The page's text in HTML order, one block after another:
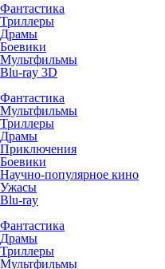
Фантастика
Триллеры
Драмы
Боевики
Мультфильмы
Blu-ray 3D
Фантастика
Мультфильмы
Триллеры
Драмы
Приключения
Боевики
Научно-популярное кино
Ужасы
Blu-ray
Фантастика
Драмы
Триллеры
Мультфильмы